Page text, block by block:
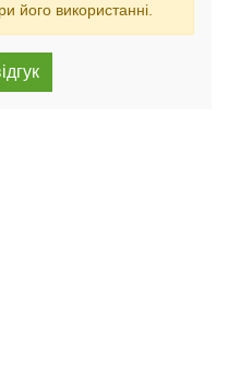
його використанні.